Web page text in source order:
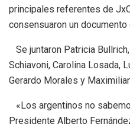
principales referentes de
consensuaron un
Se juntaron Patricia
Schiavoni, Carolina Losada,
Gerardo Morales y
«Los argentinos no
Presidente Alberto